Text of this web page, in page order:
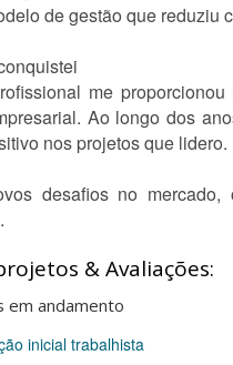
de gestão que
me
Ao longo dos
nos projetos que lidero.
desafios no
& Avaliações:
em andamento
inicial trabalhista